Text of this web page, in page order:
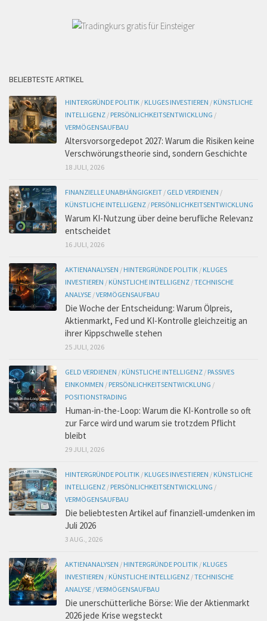
BELIEBTESTE ARTIKEL
HINTERGRÜNDE POLITIK / KLUGES INVESTIEREN / KÜNSTLICHE
INTELLIGENZ / PERSÖNLICHKEITSENTWICKLUNG /
VERMÖGENSAUFBAU
Altersvorsorgedepot 2027: Warum die Risiken keine
Verschwörungstheorie sind, sondern Geschichte
18 JULI, 2026
FINANZIELLE UNABHÄNGIGKEIT / GELD VERDIENEN /
KÜNSTLICHE INTELLIGENZ / PERSÖNLICHKEITSENTWICKLUNG
Warum KI-Nutzung über deine berufliche Relevanz
entscheidet
16 JULI, 2026
AKTIENANALYSEN / HINTERGRÜNDE POLITIK / KLUGES
INVESTIEREN / KÜNSTLICHE INTELLIGENZ /TECHNISCHE
ANALYSE /VERMÖGENSAUFBAU
Die Woche der Entscheidung: Warum Ölpreis,
Aktienmarkt, Fed und KI-Kontrolle gleichzeitig an
ihrer Kippschwelle stehen
25 JULI, 2026
GELD VERDIENEN / KÜNSTLICHE INTELLIGENZ / PASSIVES
EINKOMMEN / PERSÖNLICHKEITSENTWICKLUNG /
POSITIONSTRADING
Human-in-the-Loop: Warum die KI-Kontrolle so oft
zur Farce wird und warum sie trotzdem Pflicht
bleibt
29 JULI, 2026
HINTERGRÜNDE POLITIK / KLUGES INVESTIEREN / KÜNSTLICHE
INTELLIGENZ / PERSÖNLICHKEITSENTWICKLUNG /
VERMÖGENSAUFBAU
Die beliebtesten Artikel auf finanziell-umdenken im
Juli 2026
3 AUG., 2026
AKTIENANALYSEN / HINTERGRÜNDE POLITIK / KLUGES
INVESTIEREN / KÜNSTLICHE INTELLIGENZ /TECHNISCHE
ANALYSE /VERMÖGENSAUFBAU
Die unerschütterliche Börse: Wie der Aktienmarkt
2026 jede Krise wegsteckt